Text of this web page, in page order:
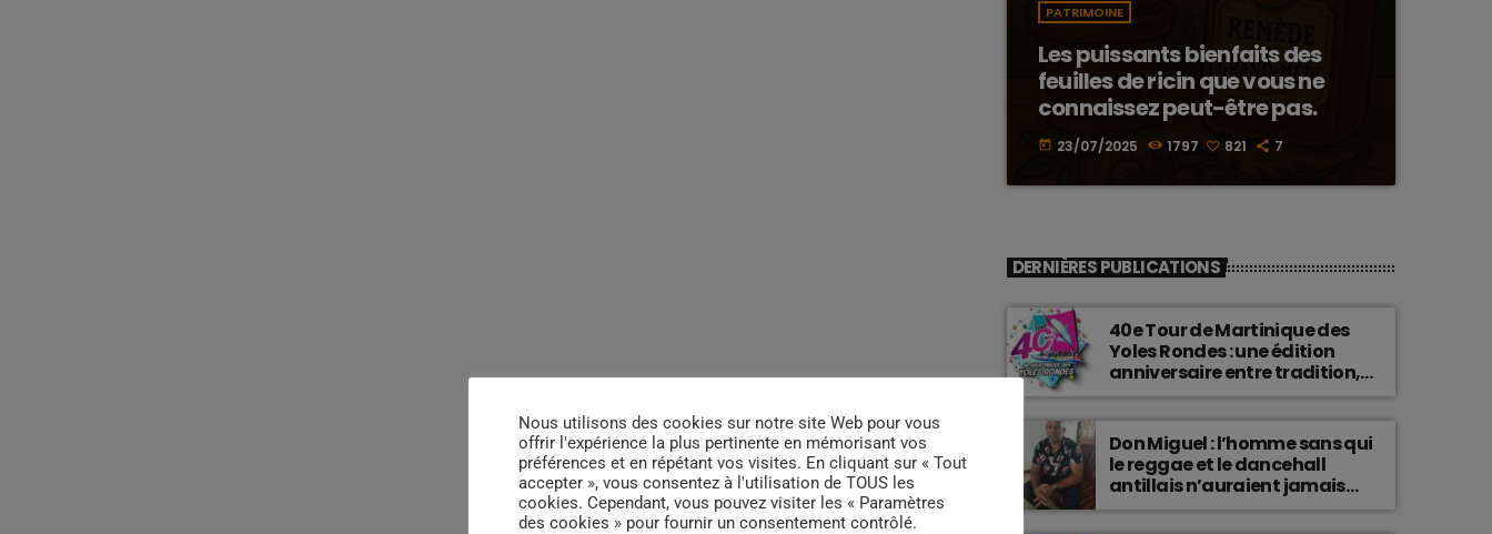
PATRIMOINE
Les puissants bienfaits des
feuilles de ricin que vous ne
connaissez peut-être pas.
today 23/07/2025 1797 821 7
DERNIÈRES PUBLICATIONS
40e Tour de Martinique des
Yoles Rondes : une édition
anniversaire entre tradition,
passion et fierté
martiniquaise.
Don Miguel : l’homme sans qui
le reggae et le dancehall
antillais n’auraient jamais
connu une telle histoire.
Nous utilisons des cookies sur notre site Web pour vous
offrir l'expérience la plus pertinente en mémorisant vos
préférences et en répétant vos visites. En cliquant sur « Tout
accepter », vous consentez à l'utilisation de TOUS les
cookies. Cependant, vous pouvez visiter les « Paramètres
des cookies » pour fournir un consentement contrôlé.